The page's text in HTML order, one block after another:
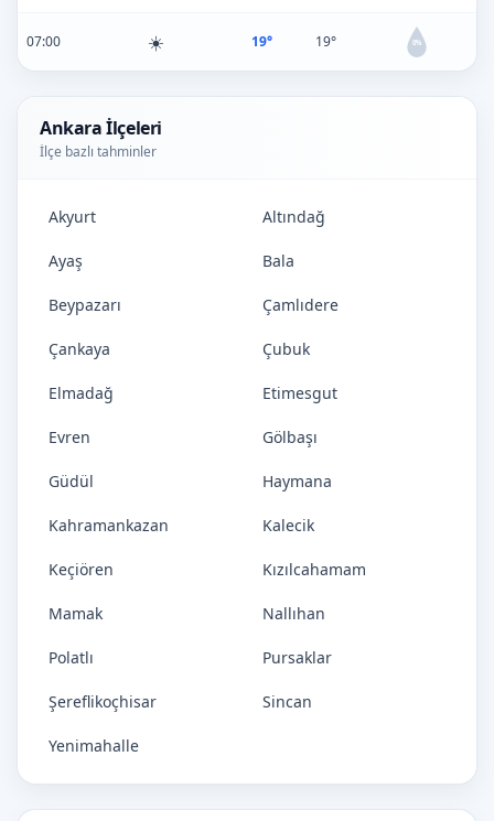
07:00 ☀️ 19° 19° 0%
Ankara İlçeleri
İlçe bazlı tahminler
Akyurt Altındağ
Ayaş Bala
Beypazarı Çamlıdere
Çankaya Çubuk
Elmadağ Etimesgut
Evren Gölbaşı
Güdül Haymana
Kahramankazan Kalecik
Keçiören Kızılcahamam
Mamak Nallıhan
Polatlı Pursaklar
Şereflikoçhisar Sincan
Yenimahalle